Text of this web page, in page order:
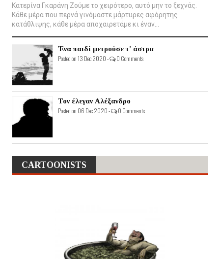
Κατερίνα Γκαράνη Ζούμε το χειρότερο, αυτό μην το ξεχνάς.
Κάθε μέρα που περνά γινόμαστε μάρτυρες αφόρητης
κατάθλιψης, κάθε μέρα αποχαιρετάμε κι έναν...
Ένα παιδί μετρούσε τ' άστρα
Posted on 13 Dec 2020 - 0 Comments
Τον έλεγαν Αλέξανδρο
Posted on 06 Dec 2020 - 0 Comments
CARTOONISTS